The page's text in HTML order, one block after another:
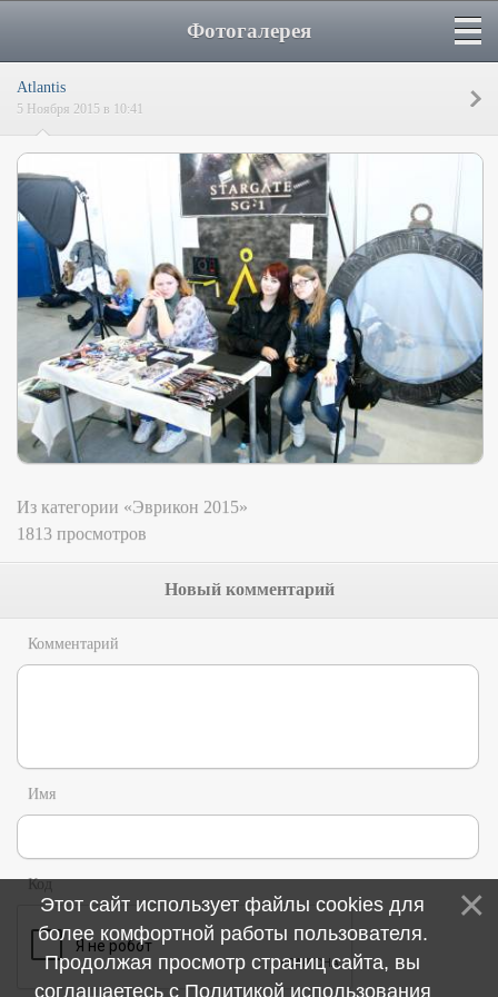
Фотогалерея
Atlantis
5 Ноября 2015 в 10:41
Из категории «Эврикон 2015»
1813 просмотров
Новый комментарий
Комментарий
Имя
Код
Этот сайт использует файлы cookies для
более комфортной работы пользователя.
Продолжая просмотр страниц сайта, вы
соглашаетесь с Политикой использования